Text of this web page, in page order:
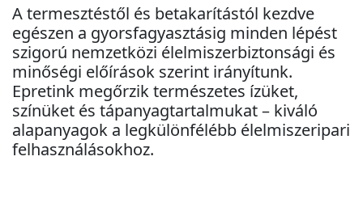
A termesztéstől és betakarítástól kezdve
egészen a gyorsfagyasztásig minden lépést
szigorú nemzetközi élelmiszerbiztonsági és
minőségi előírások szerint irányítunk.
Epretink megőrzik természetes ízüket,
színüket és tápanyagtartalmukat – kiváló
alapanyagok a legkülönfélébb élelmiszeripari
felhasználásokhoz.